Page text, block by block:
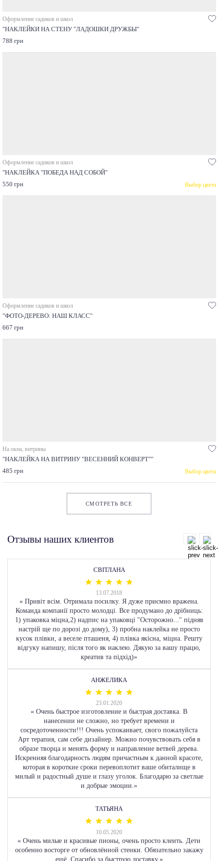
Оформление садиков и школ
"НАКЛЕЙКИ НА СТЕНУ "ЛАДОШКИ ДРУЖБЫ"
788 грн
Оформление садиков и школ
"НАКЛЕЙКА "ПОБЕДА НАД СОБОЙ"
550 грн
Выбор цвета
Оформление садиков и школ
"ФОТО-ДЕРЕВО: НАШ КЛАСС"
667 грн
На окна, витрины
"НАКЛЕЙКА НА ВИТРИНУ "ВЕСЕННИЙ КОНВЕРТ""
485 грн
Выбор цвета
СМОТРЕТЬ ВСЕ
Отзывы наших клиентов
СВІТЛАНА
13.07.2018
« Привіт всім. Отримала посилку. Я дуже приємно вражена.
Команда компанії просто молодці. Все продумано до дрібниць:
1) упаковка міцна,2) надпис на упаковці "Осторожно..." підняв
настрій ще по дорозі до дому), 3) пробна наклейка не просто
кусок плівки, а веселе пташеня, 4) плівка якісна, міцна. Решту
відгуку напишу, після того як наклею. Дякую за вашу працю,
креатив та підхід)»
АНЖЕЛИКА
23.01.2020
« Очень быстрое изготовление и быстрая доставка. В
нанесении не сложно, но требует времени и
сосредоточенности!!! Очень успокаивает, свого пожалуйста
Арт терапия, сам себе дизайнер. Можно почувствовать себя в
образе творца и менять форму и направление ветвей дерева.
Искренняя благодарность людям причастным к данной красоте,
которая в короткие сроки перевоплотит ваше обиталище в
милый и радостный душе и глазу уголок. Благодарю за светлые
и добрые эмоции.»
ТАТЬЯНА
10.05.2020
« Очень милые и красивые пионы, очень просто клеить. Дети
особенно восторге от обновлённой стенки. Обязательно закажу
ещё. Спасибо за быструю доставку. »